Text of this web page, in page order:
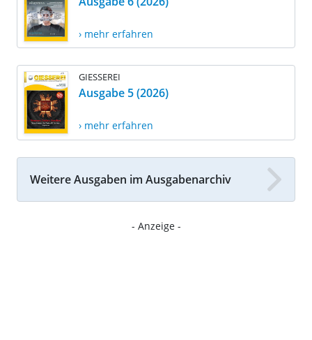
› mehr erfahren
GIESSEREI
Ausgabe 5 (2026)
› mehr erfahren
Weitere Ausgaben im Ausgabenarchiv
- Anzeige -